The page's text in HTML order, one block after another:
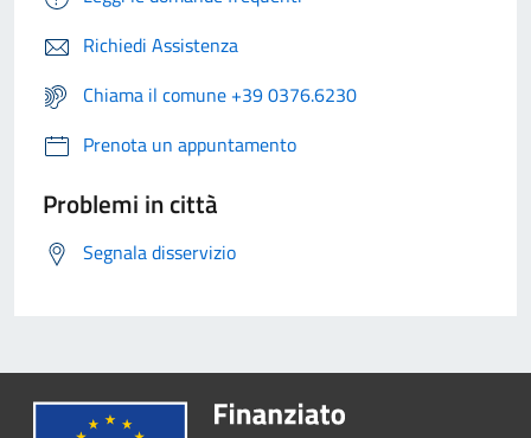
Richiedi Assistenza
Chiama il comune +39 0376.6230
Prenota un appuntamento
Problemi in città
Segnala disservizio